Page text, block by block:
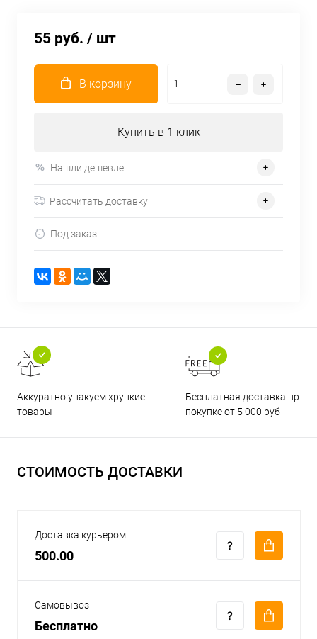
55 руб. / шт
В корзину
Купить в 1 клик
Нашли дешевле
Рассчитать доставку
Под заказ
Аккуратно упакуем хрупкие
товары
Бесплатная доставка при
покупке от 5 000 руб
СТОИМОСТЬ ДОСТАВКИ
Доставка курьером
500.00
Самовывоз
Бесплатно